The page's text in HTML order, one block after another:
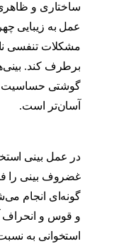
ساختاری و
عمل به زیبایی
مشکلات تنفسی
برطرف کند.
گوشتی حساسیت
آسان‌تر است.
در عمل بینی
غضروف بینی را
گونه‌ای انجام
و قوس و انحراف
استخوانی به